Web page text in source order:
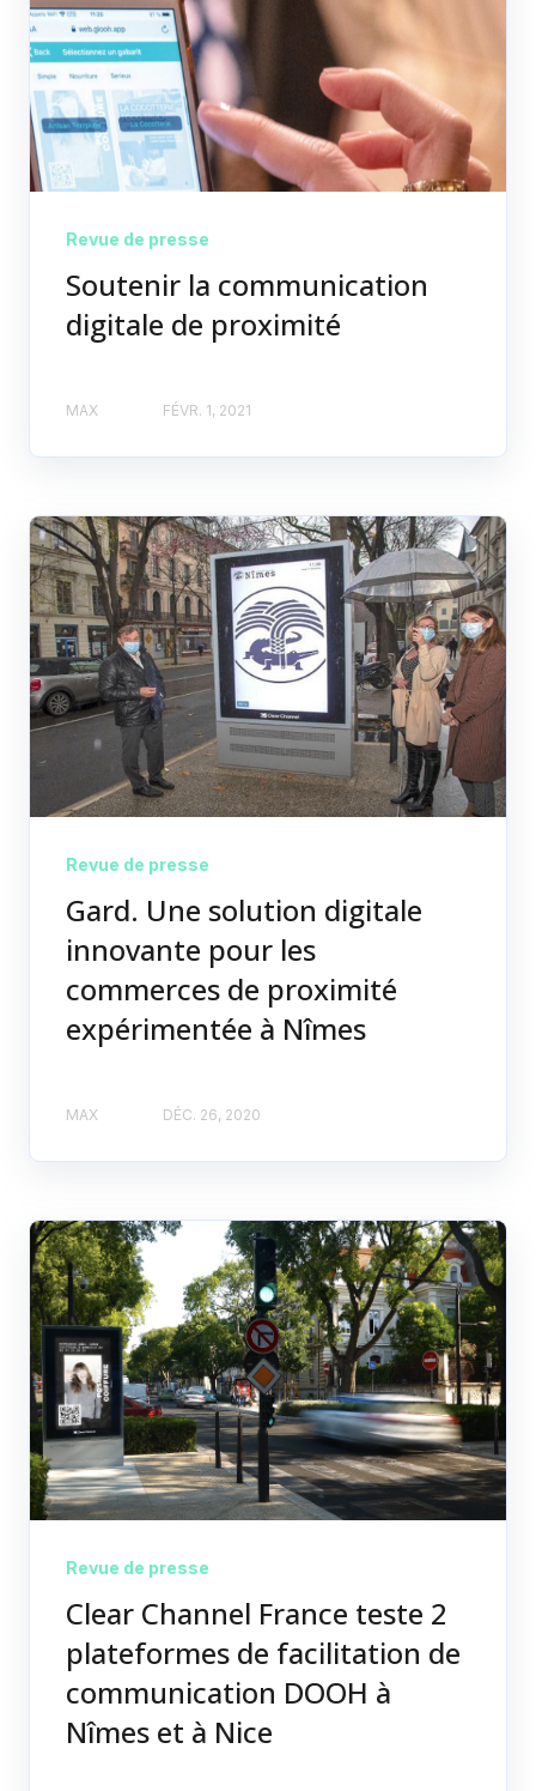
Revue de presse
Soutenir la communication
digitale de proximité
MAX FÉVR. 1, 2021
Revue de presse
Gard. Une solution digitale
innovante pour les
commerces de proximité
expérimentée à Nîmes
MAX DÉC. 26, 2020
Revue de presse
Clear Channel France teste 2
plateformes de facilitation de
communication DOOH à
Nîmes et à Nice